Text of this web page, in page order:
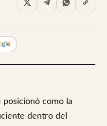
g e
posicionó como la
dentro del